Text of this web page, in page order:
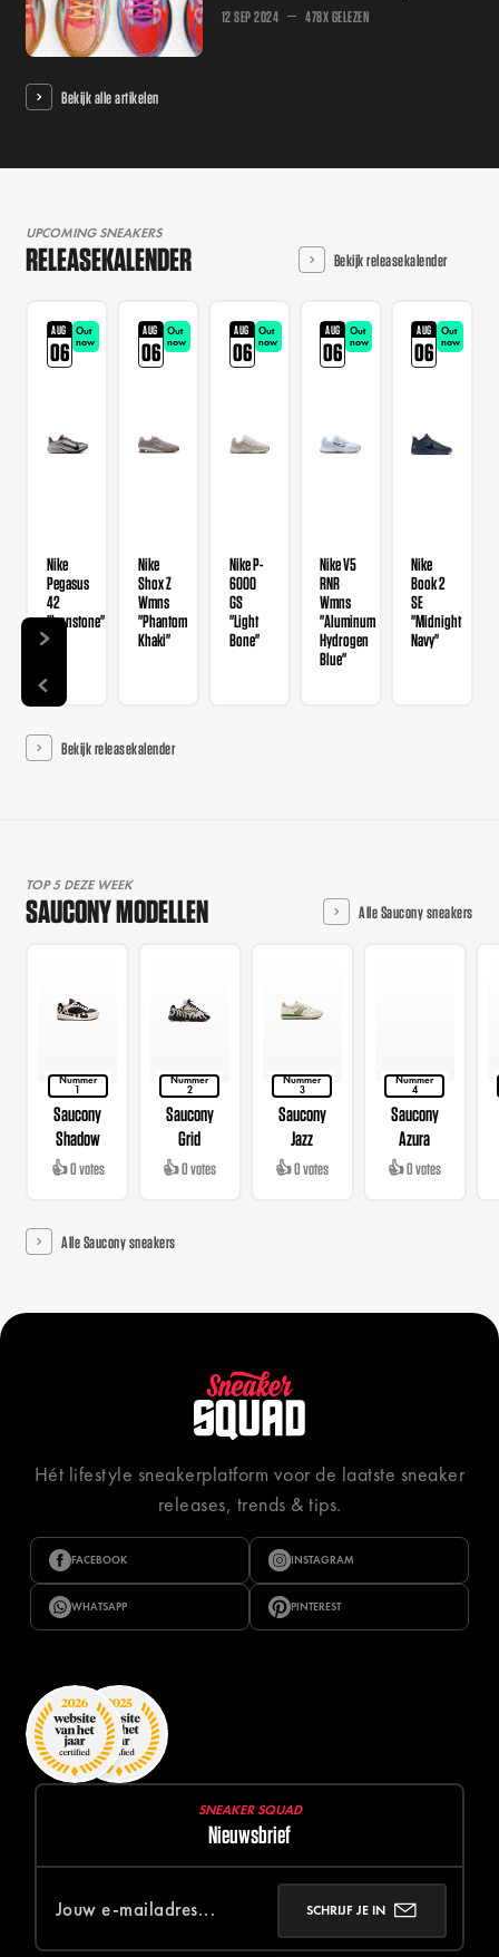
12 SEP 2024 478X GELEZEN
Bekijk alle artikelen
UPCOMING SNEAKERS
RELEASEKALENDER Bekijk releasekalender
AUG
06
Out
now
Nike
Pegasus
42
"Ironstone"
AUG
06
Out
now
Nike
Shox Z
Wmns
"Phantom
Khaki"
AUG
06
Out
now
Nike P-
6000
GS
"Light
Bone"
AUG
06
Out
now
Nike V5
RNR
Wmns
"Aluminum
Hydrogen
Blue"
AUG
06
Out
now
Nike
Book 2
SE
"Midnight
Navy"
Bekijk releasekalender
TOP 5 DEZE WEEK
SAUCONY MODELLEN Alle Saucony sneakers
Nummer
1
Saucony
Shadow
👍 0 votes
Nummer
2
Saucony
Grid
👍 0 votes
Nummer
3
Saucony
Jazz
👍 0 votes
Nummer
4
Saucony
Azura
👍 0 votes
Alle Saucony sneakers
Hét lifestyle sneakerplatform voor de laatste sneaker
releases, trends & tips.
FACEBOOK INSTAGRAM
WHATSAPP PINTEREST
SNEAKER SQUAD
Nieuwsbrief
SCHRIJF JE IN